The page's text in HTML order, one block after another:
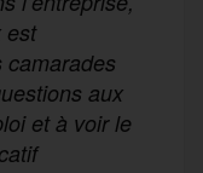
est
camarades
aux
et à voir le